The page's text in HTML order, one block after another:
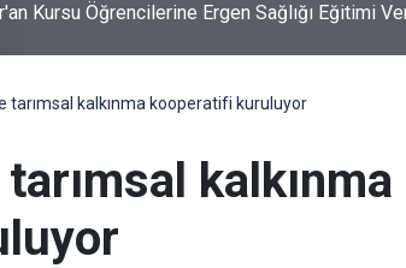
Dalgıçtan Yaz Sezonu Boğulma Vakalarına
tarımsal kalkınma kooperatifi kuruluyor
kalkınma